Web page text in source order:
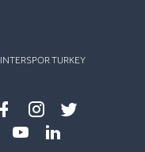
INTERSPOR TURKEY
Facebook
instagram
twitter